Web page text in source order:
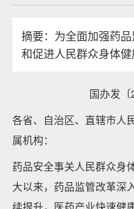
摘要：为全面加强药
和促进人民群众身体健
国办发〔
各省、自治区、直辖市人
属机构：
药品安全事关人民群众身
大以来，药品监管改革深